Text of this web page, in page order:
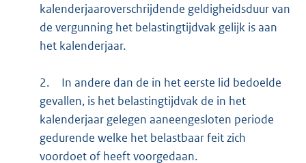
kalenderjaaroverschrijdende geldigheidsduur van
de vergunning het belastingtijdvak gelijk is aan
het kalenderjaar.
2.
In andere dan de in het eerste lid bedoelde
gevallen, is het belastingtijdvak de in het
kalenderjaar gelegen aaneengesloten periode
gedurende welke het belastbaar feit zich
voordoet of heeft voorgedaan.